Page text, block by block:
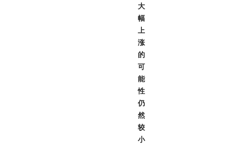
大
幅
上
涨
的
可
能
性
仍
然
较
小